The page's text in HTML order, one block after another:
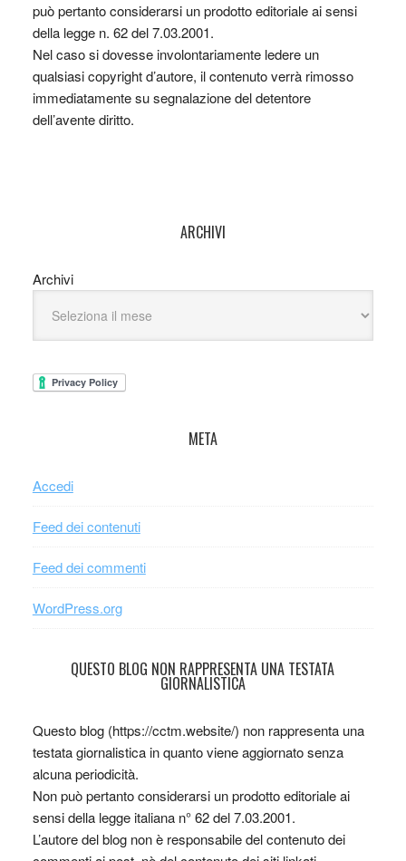
può pertanto considerarsi un prodotto editoriale ai sensi
della legge n. 62 del 7.03.2001.
Nel caso si dovesse involontariamente ledere un
qualsiasi copyright d’autore, il contenuto verrà rimosso
immediatamente su segnalazione del detentore
dell’avente diritto.
ARCHIVI
Archivi
META
Accedi
Feed dei contenuti
Feed dei commenti
WordPress.org
QUESTO BLOG NON RAPPRESENTA UNA TESTATA
GIORNALISTICA
Questo blog (https://cctm.website/) non rappresenta una
testata giornalistica in quanto viene aggiornato senza
alcuna periodicità.
Non può pertanto considerarsi un prodotto editoriale ai
sensi della legge italiana n° 62 del 7.03.2001.
L’autore del blog non è responsabile del contenuto dei